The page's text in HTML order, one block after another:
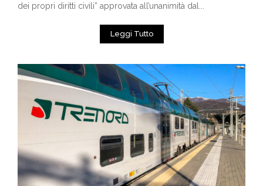
dei propri diritti civili” approvata all’unanimità dal...
Leggi Tutto